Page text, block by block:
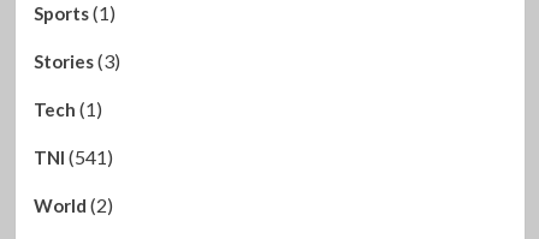
Sports(1)
Stories(3)
Tech (1)
TNI (541)
World (2)